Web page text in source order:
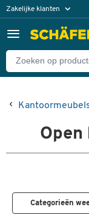
Zakelijke klanten
Particuliere klanten
Open
Categorieën